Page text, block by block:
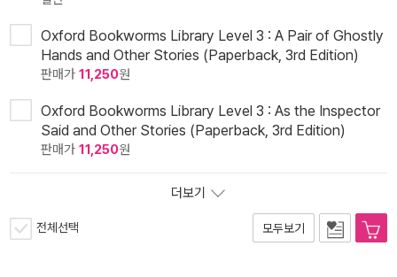
Oxford Bookworms Library Level 3 : A Pair of Ghostly
Hands and Other Stories (Paperback, 3rd Edition)
판매가 11,250원
Oxford Bookworms Library Level 3 : As the Inspector
Said and Other Stories (Paperback, 3rd Edition)
판매가 11,250원
더보기
전체선택 모두보기